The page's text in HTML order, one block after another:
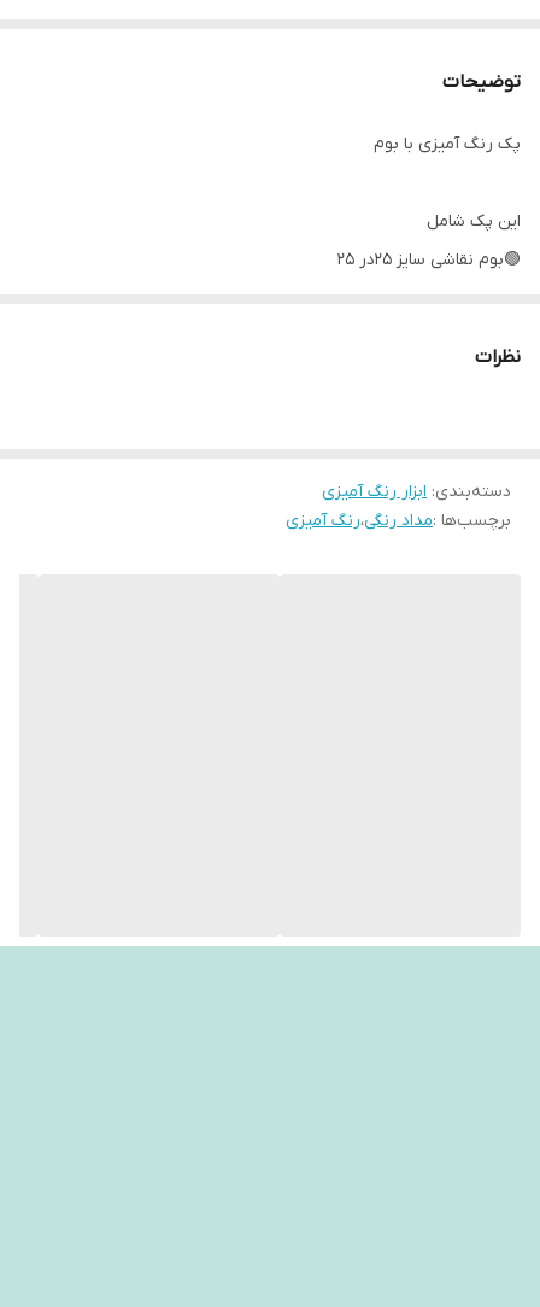
توضیحات
پک رنگ آمیزی با بوم
این پک شامل
🟢بوم نقاشی سایز ۲۵در ۲۵
نظرات
دسته‌بندی: ابزار رنگ آمیزی
برچسب‌ها :مداد رنگی،رنگ آمیزی